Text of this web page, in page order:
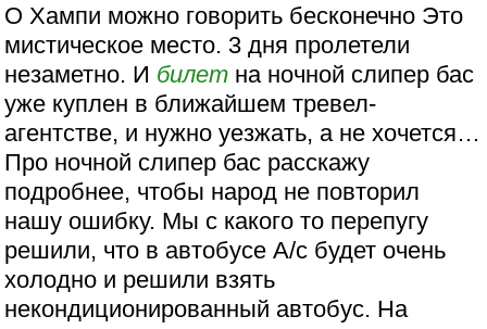
О Хампи можно говорить бесконечно Это
мистическое место. 3 дня пролетели
незаметно. И билет на ночной слипер бас
уже куплен в ближайшем тревел-
агентстве, и нужно уезжать, а не хочется…
Про ночной слипер бас расскажу
подробнее, чтобы народ не повторил
нашу ошибку. Мы с какого то перепугу
решили, что в автобусе А/с будет очень
холодно и решили взять
некондиционированный автобус. На